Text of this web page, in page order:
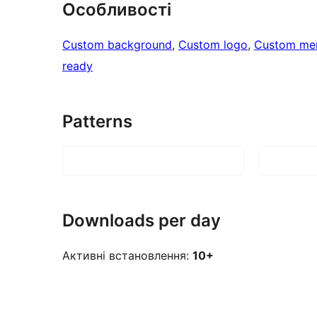
Особливості
Custom background, Custom logo, Custom
ready
Patterns
Downloads per day
Активні встановлення: 10+